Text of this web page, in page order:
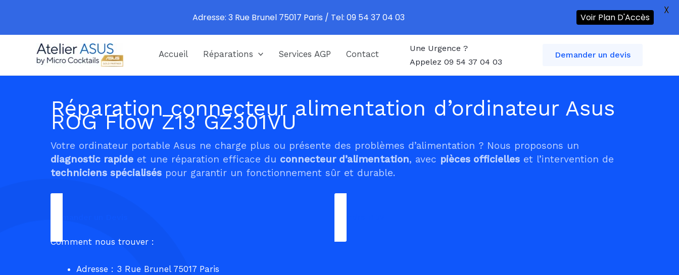
Accueil Réparations Services AGP Contact
Une Urgence ?
Appelez 09 54 37 04 03
Demander un devis
Réparation connecteur alimentation d’ordinateur Asus
ROG Flow Z13 GZ301VU
Votre ordinateur portable Asus ne charge plus ou présente des problèmes d’alimentation ? Nous proposons un
diagnostic rapide et une réparation efficace du connecteur d’alimentation, avec pièces officielles et l’intervention de
techniciens spécialisés pour garantir un fonctionnement sûr et durable.
Comment nous trouver :
Adresse : 3 Rue Brunel 75017 Paris
Adresse: 3 Rue Brunel 75017 Paris / Tel: 09 54 37 04 03 Voir Plan D'Accès
X